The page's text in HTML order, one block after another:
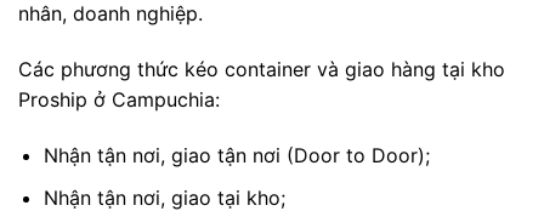
nhân, doanh nghiệp.
Các phương thức kéo container và giao hàng tại kho
Proship ở Campuchia:
Nhận tận nơi, giao tận nơi (Door to Door);
Nhận tận nơi, giao tại kho;